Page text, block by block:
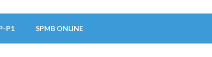
P1 SPMB ONLINE